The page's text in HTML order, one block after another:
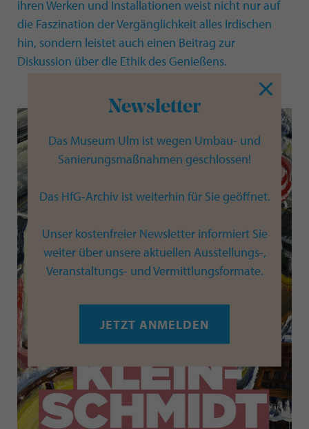
ihren Werken und Installationen weist nicht nur auf
die Faszination der Vergänglichkeit alles Irdischen
hin, sondern leistet auch einen Beitrag zur
Diskussion über die Ethik des Genießens.
Newsletter
Das Museum Ulm ist wegen Umbau- und
Sanierungsmaßnahmen geschlossen!
Das HfG-Archiv ist weiterhin für Sie geöffnet.
Unser kostenfreier Newsletter informiert Sie
weiter über unsere aktuellen Ausstellungs-,
Veranstaltungs- und Vermittlungsformate.
JETZT ANMELDEN